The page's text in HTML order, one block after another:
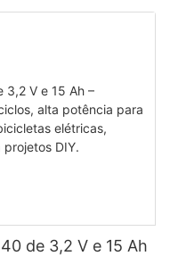
de 3,2 V e 15 Ah